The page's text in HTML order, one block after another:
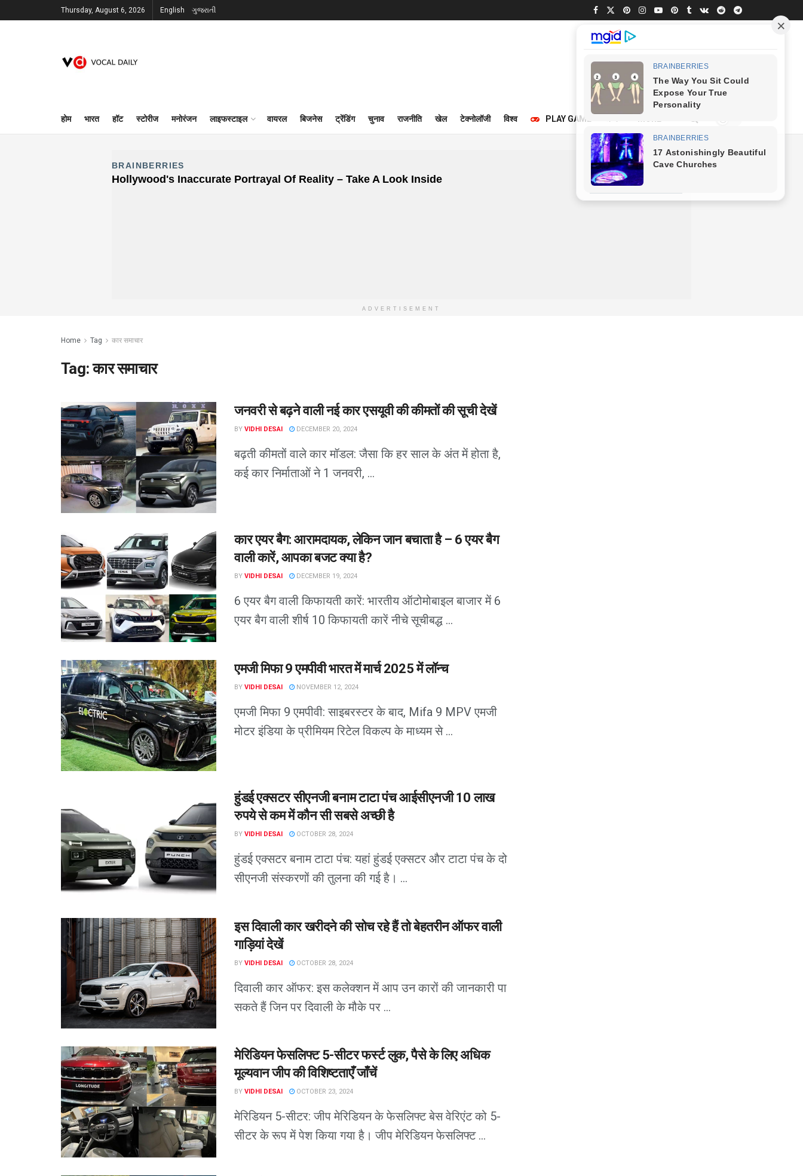
Thursday, August 6, 2026 English ગુજરાતી
होम भारत हॉट स्टोरीज मनोरंजन लाइफस्टाइल वायरल बिजनेस ट्रेंडिंग चुनाव राजनीति खेल टेक्नोलॉजी विश्व PLAY GAME
ADVERTISEMENT
Home Tag कार समाचार
Tag:कार समाचार
जनवरी से बढ़ने वाली नई कार एसयूवी की कीमतों की सूची देखें
BY VIDHI DESAI DECEMBER 20, 2024
बढ़ती कीमतों वाले कार मॉडल: जैसा कि हर साल के अंत में होता है,
कई कार निर्माताओं ने 1 जनवरी, ...
कार एयर बैग: आरामदायक, लेकिन जान बचाता है – 6 एयर बैग
वाली कारें, आपका बजट क्या है?
BY VIDHI DESAI DECEMBER 19, 2024
6 एयर बैग वाली किफायती कारें: भारतीय ऑटोमोबाइल बाजार में 6
एयर बैग वाली शीर्ष 10 किफायती कारें नीचे सूचीबद्ध ...
एमजी मिफा 9 एमपीवी भारत में मार्च 2025 में लॉन्च
BY VIDHI DESAI NOVEMBER 12, 2024
एमजी मिफा 9 एमपीवी: साइबरस्टर के बाद, Mifa 9 MPV एमजी
मोटर इंडिया के प्रीमियम रिटेल विकल्प के माध्यम से ...
हुंडई एक्सटर सीएनजी बनाम टाटा पंच आईसीएनजी 10 लाख
रुपये से कम में कौन सी सबसे अच्छी है
BY VIDHI DESAI OCTOBER 28, 2024
हुंडई एक्सटर बनाम टाटा पंच: यहां हुंडई एक्सटर और टाटा पंच के दो
सीएनजी संस्करणों की तुलना की गई है। ...
इस दिवाली कार खरीदने की सोच रहे हैं तो बेहतरीन ऑफर वाली
गाड़ियां देखें
BY VIDHI DESAI OCTOBER 28, 2024
दिवाली कार ऑफर: इस कलेक्शन में आप उन कारों की जानकारी पा
सकते हैं जिन पर दिवाली के मौके पर ...
मेरिडियन फेसलिफ्ट 5-सीटर फर्स्ट लुक, पैसे के लिए अधिक
मूल्यवान जीप की विशिष्टताएँ जाँचें
BY VIDHI DESAI OCTOBER 23, 2024
मेरिडियन 5-सीटर: जीप मेरिडियन के फेसलिफ्ट बेस वेरिएंट को 5-
सीटर के रूप में पेश किया गया है। जीप मेरिडियन फेसलिफ्ट ...